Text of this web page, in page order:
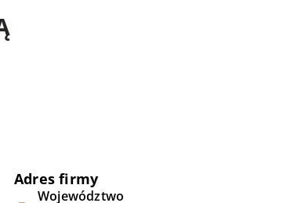
Adres firmy
Województwo